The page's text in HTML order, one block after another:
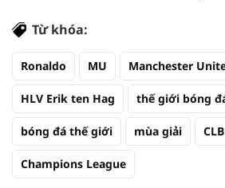
Từ khóa:
Ronaldo MU Manchester
HLV Erik ten Hag thế giới bóng
bóng đá thế giới mùa giải CLB
Champions League